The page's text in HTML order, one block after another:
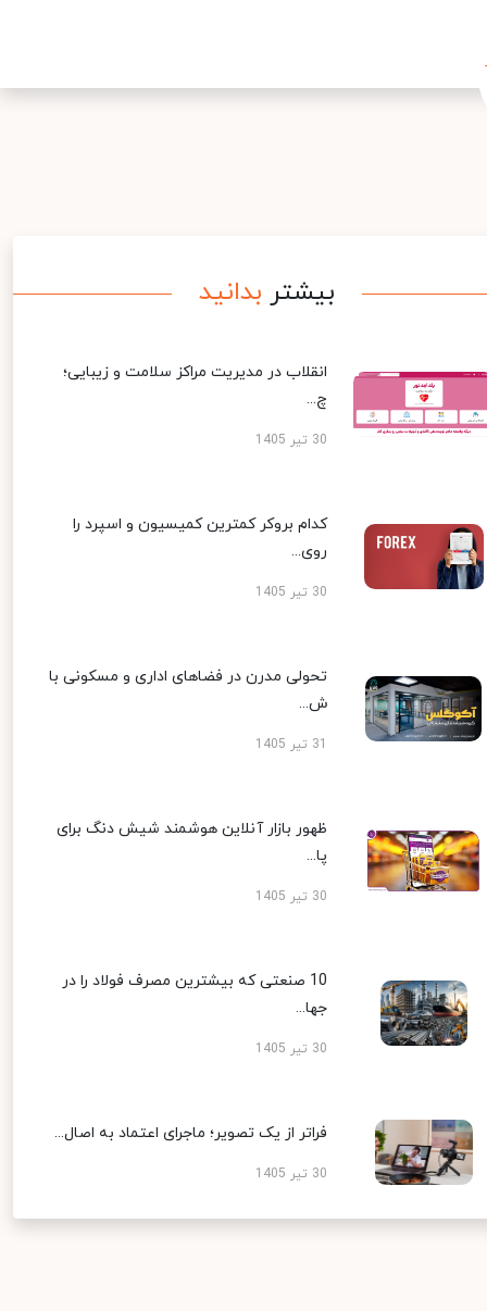
بیشتر بدانید
انقلاب در مدیریت مراکز سلامت و زیبایی؛
چ...
30 تیر 1405
کدام بروکر کمترین کمیسیون و اسپرد را
روی...
30 تیر 1405
تحولی مدرن در فضاهای اداری و مسکونی با
ش...
ظهور بازار آنلاین هوشمند شیش دنگ برای
پا...
30 تیر 1405
10 صنعتی که بیشترین مصرف فولاد را در
جها...
30 تیر 1405
فراتر از یک تصویر؛ ماجرای اعتماد به اصال...
30 تیر 1405